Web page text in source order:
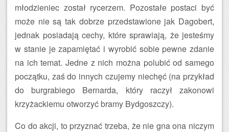
młodzieniec został rycerzem. Pozostałe postaci być
może nie są tak dobrze przedstawione jak Dagobert,
jednak posiadają cechy, które sprawiają, że jesteśmy
w stanie je zapamiętać i wyrobić sobie pewne zdanie
na ich temat. Jedne z nich można polubić od samego
początku, zaś do innych czujemy niechęć (na przykład
do burgrabiego Bernarda, który raczył zakonowi
krzyżackiemu otworzyć bramy Bydgoszczy).
Co do akcji, to przyznać trzeba, że nie gna ona niczym